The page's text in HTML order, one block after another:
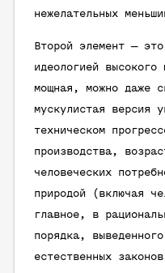
нежелательных
Второй элемент —
идеологией
мощная, можно даже
мускулистая версия
техническом
производства,
человеческих
природой (включая
главное, в
порядка,
естественных